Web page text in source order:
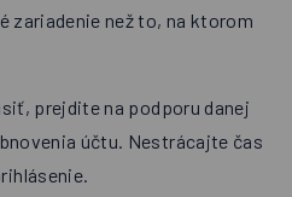
zariadenie než to, na ktorom
prejdite na podporu danej
účtu. Nestrácajte čas